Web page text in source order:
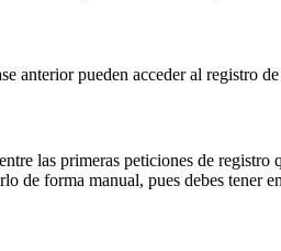
anterior pueden acceder al registro
las primeras peticiones de
de forma manual, pues debes tener